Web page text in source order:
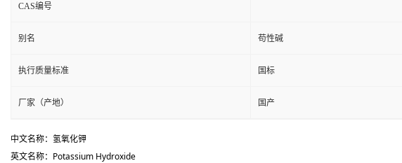
CAS编号
别名 苟性碱
执行质量标准 国标
厂家（产地） 国产
中文名称：氢氧化钾
英文名称：Potassium Hydroxide